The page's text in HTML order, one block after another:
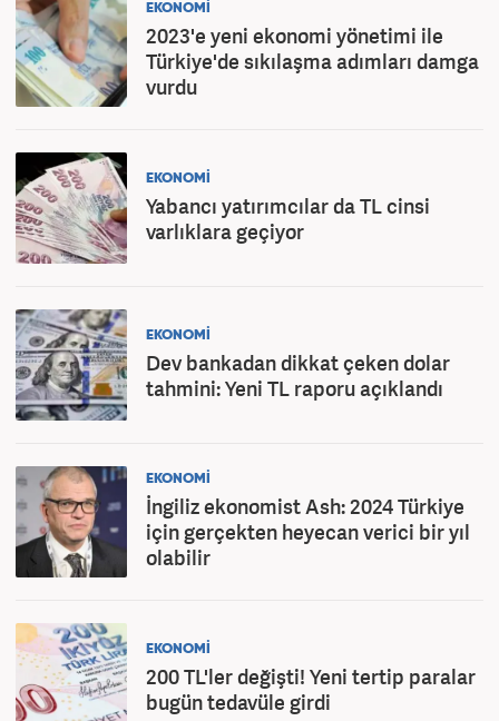
EKONOMİ
2023'e yeni ekonomi yönetimi ile
Türkiye'de sıkılaşma adımları damga
vurdu
EKONOMİ
Yabancı yatırımcılar da TL cinsi
varlıklara geçiyor
EKONOMİ
Dev bankadan dikkat çeken dolar
tahmini: Yeni TL raporu açıklandı
EKONOMİ
İngiliz ekonomist Ash: 2024 Türkiye
için gerçekten heyecan verici bir yıl
olabilir
EKONOMİ
200 TL'ler değişti! Yeni tertip paralar
bugün tedavüle girdi